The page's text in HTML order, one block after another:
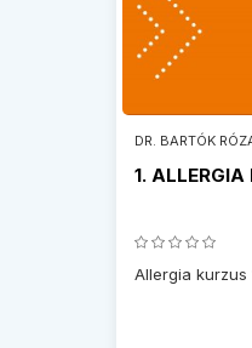
DR. BARTÓK
1.
Allergia kurzus